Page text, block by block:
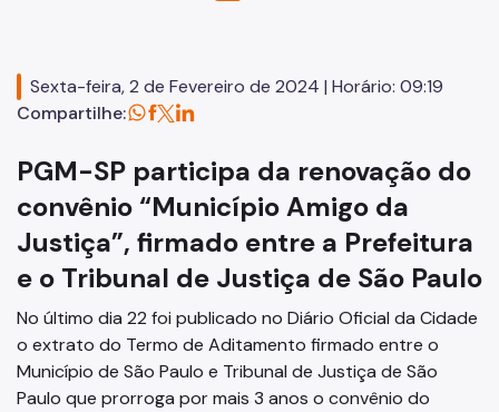
Notícias
Área do Servidor
Procedimentos Disciplinares
Biblioteca Digital (Pareceres, catálogos, livros e artigos)
Sexta-feira, 2 de Fevereiro de 2024 | Horário: 09:19
Compartilhe:
PGM-SP participa da renovação do
convênio “Município Amigo da
Justiça”, firmado entre a Prefeitura
e o Tribunal de Justiça de São Paulo
No último dia 22 foi publicado no Diário Oficial da Cidade
o extrato do Termo de Aditamento firmado entre o
Município de São Paulo e Tribunal de Justiça de São
Paulo que prorroga por mais 3 anos o convênio do